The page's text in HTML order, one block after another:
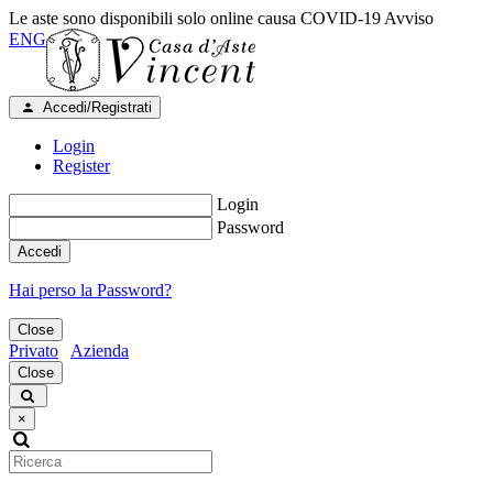
Le aste sono disponibili solo online causa COVID-19 Avviso
ENG
Accedi/Registrati
Login
Register
Login
Password
Accedi
Hai perso la Password?
Close
Privato Azienda
Close
×